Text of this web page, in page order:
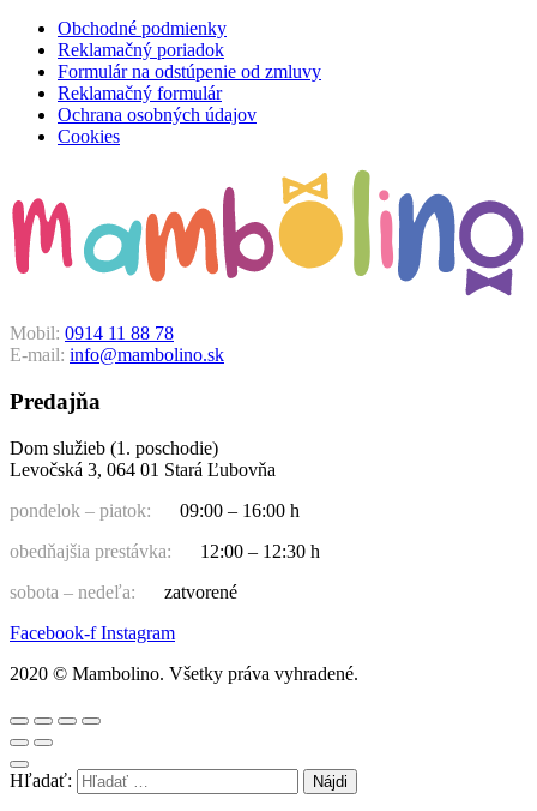
Obchodné podmienky
Reklamačný poriadok
Formulár na odstúpenie od zmluvy
Reklamačný formulár
Ochrana osobných údajov
Cookies
Mobil: 0914 11 88 78
E-mail: info@mambolino.sk
Predajňa
Dom služieb (1. poschodie)
Levočská 3, 064 01 Stará Ľubovňa
pondelok – piatok:
09:00 – 16:00 h
obedňajšia prestávka:
12:00 – 12:30 h
sobota – nedeľa:
zatvorené
Facebook-f Instagram
2020 © Mambolino. Všetky práva vyhradené.
Hľadať: